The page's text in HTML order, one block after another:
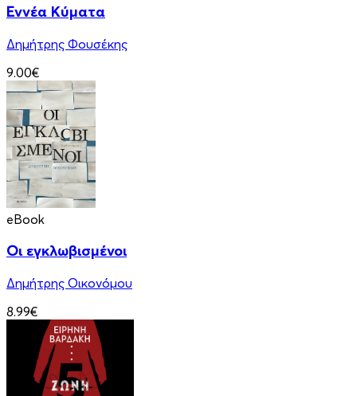
Εννέα Κύματα
Δημήτρης Φουσέκης
9.00€
eBook
Οι εγκλωβισμένοι
Δημήτρης Οικονόμου
8.99€